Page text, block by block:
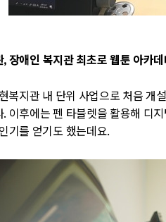
, 장애인 복지관 최초로 웹툰 아카
복지관 내 단위 사업으로 처음 개
. 이후에는 펜 타블렛을 활용해 디
기를 얻기도 했는데요.